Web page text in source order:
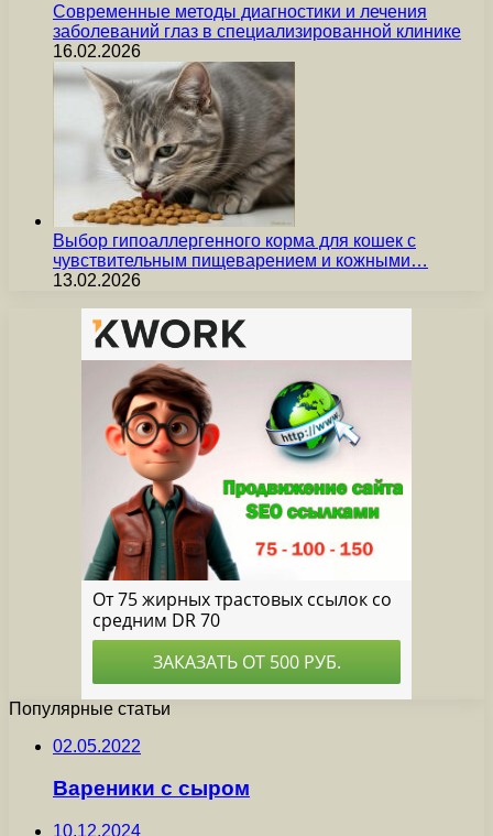
Современные методы диагностики и лечения
заболеваний глаз в специализированной клинике
16.02.2026
Выбор гипоаллергенного корма для кошек с
чувствительным пищеварением и кожными…
13.02.2026
Популярные статьи
02.05.2022
Вареники с сыром
10.12.2024